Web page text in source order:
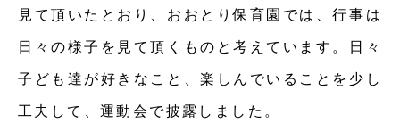
見て頂いたとおり、おおとり保育園では、行事は
日々の様子を見て頂くものと考えています。日々
子ども達が好きなこと、楽しんでいることを少し
工夫して、運動会で披露しました。